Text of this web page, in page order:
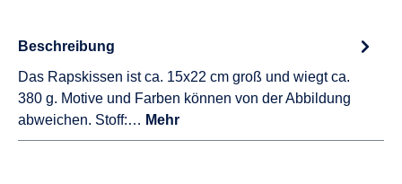
Beschreibung
Das Rapskissen ist ca. 15x22 cm groß und wiegt ca.
380 g. Motive und Farben können von der Abbildung
abweichen. Stoff:… Mehr